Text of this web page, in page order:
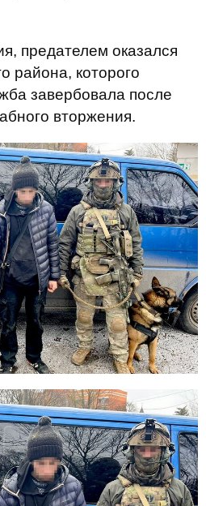
предателем оказался
района, которого
завербовала после
вторжения.